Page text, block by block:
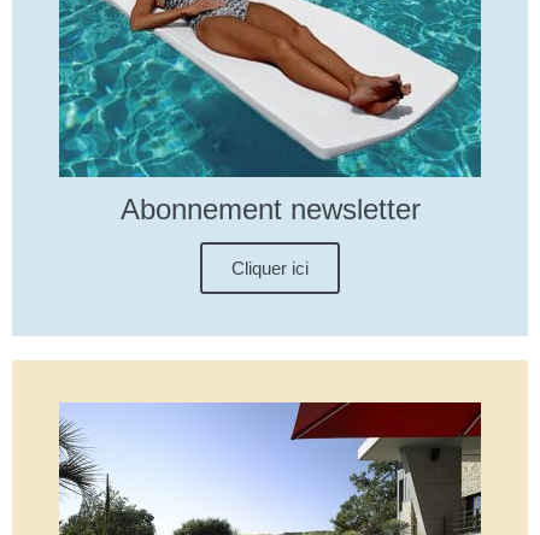
Abonnement newsletter
Cliquer ici